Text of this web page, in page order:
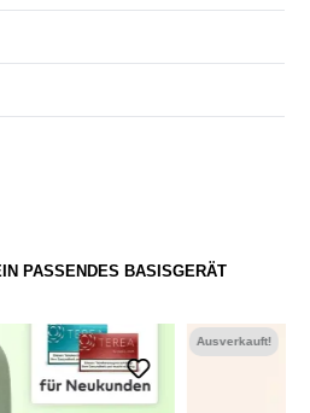
PASSENDES BASISGERÄT